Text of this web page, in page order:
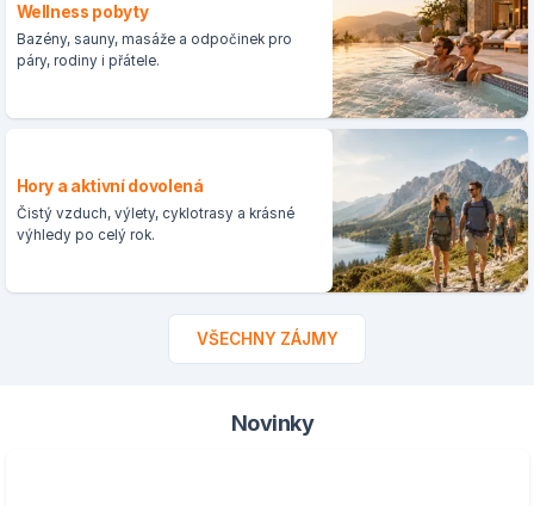
Wellness pobyty
Bazény, sauny, masáže a odpočinek pro
páry, rodiny i přátele.
Hory a aktivní dovolená
Čistý vzduch, výlety, cyklotrasy a krásné
výhledy po celý rok.
VŠECHNY ZÁJMY
Novinky